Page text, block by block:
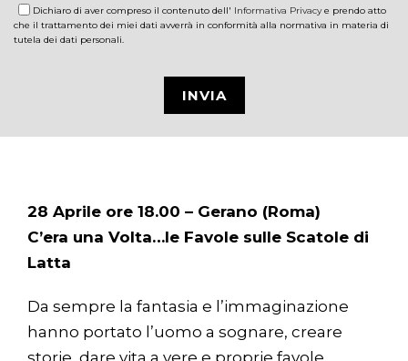
Dichiaro di aver compreso il contenuto dell' Informativa Privacye prendo atto
che il trattamento dei miei dati avverrà in conformità alla normativa in materia di
tutela dei dati personali.
28 Aprile ore 18.00 – Gerano (Roma)
C’era una Volta…le Favole sulle Scatole di
Latta
Da sempre la fantasia e l’immaginazione
hanno portato l’uomo a sognare, creare
storie, dare vita a vere e proprie favole.